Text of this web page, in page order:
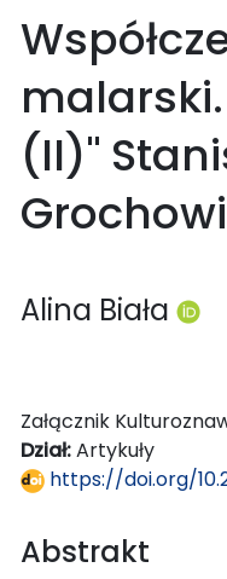
(II)"
Alina Biała
Załącznik
Dział:Artykuły
https://doi.org/
Abstrakt